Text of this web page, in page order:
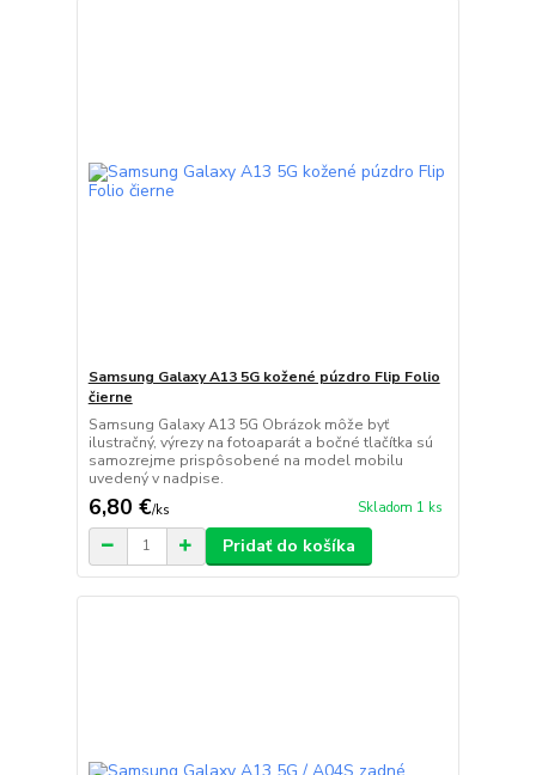
Samsung Galaxy A13 5G kožené púzdro Flip Folio
čierne
Samsung Galaxy A13 5G Obrázok môže byť
ilustračný, výrezy na fotoaparát a bočné tlačítka sú
samozrejme prispôsobené na model mobilu
uvedený v nadpise.
6,80 €/ks Skladom 1 ks
Pridať do košíka